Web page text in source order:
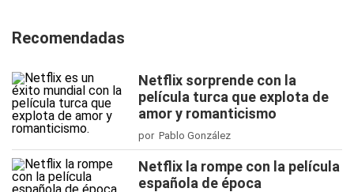
Recomendadas
Netflix sorprende con la
película turca que explota de
amor y romanticismo
por Pablo González
Netflix la rompe con la película
española de época